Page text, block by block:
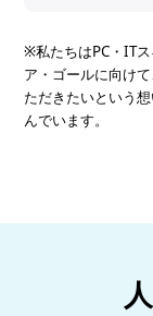
※私たちはPC・IT
ア・ゴールに向け
ただきたいという
んでいます。